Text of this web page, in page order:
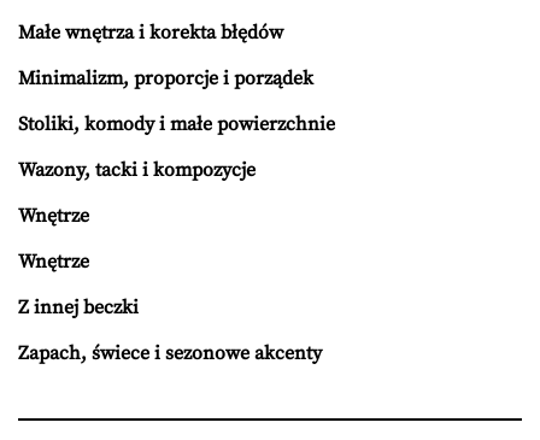
Małe wnętrza i korekta błędów
Minimalizm, proporcje i porządek
Stoliki, komody i małe powierzchnie
Wazony, tacki i kompozycje
Wnętrze
Wnętrze
Z innej beczki
Zapach, świece i sezonowe akcenty